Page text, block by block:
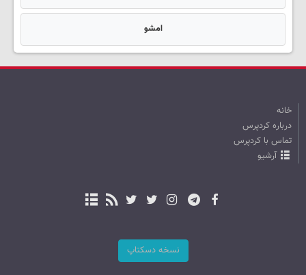
امشو
خانه
درباره کردپرس
تماس با کردپرس
آرشیو
نسخه دسکتاپ